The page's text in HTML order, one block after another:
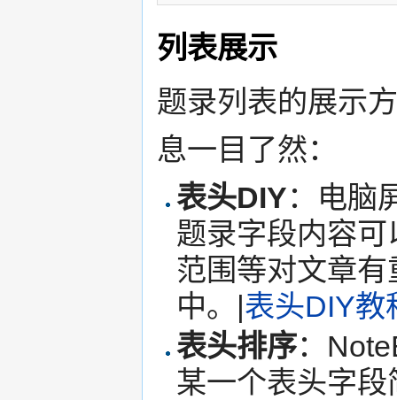
列表展示
题录列表的展示
息一目了然：
表头DIY：电脑
题录字段内容
范围等对文章
中。|表头DIY教
表头排序：
某一个表头字